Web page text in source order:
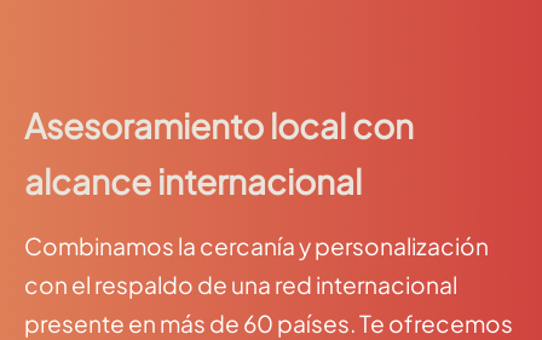
Asesoramiento local con
alcance internacional
Combinamos la cercanía y personalización
con el respaldo de una red internacional
presente en más de 60 países. Te ofrecemos